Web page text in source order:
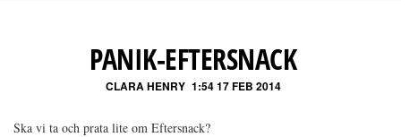
PANIK-EFTERSNACK
CLARA HENRY 1:54 17 FEB 2014
Ska vi ta och prata lite om Eftersnack?